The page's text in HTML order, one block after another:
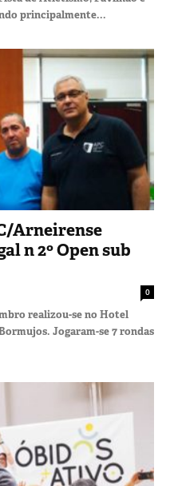
principalmente...
Arneirense
n 2º Open sub
0
realizou-se no Hotel
Jogaram-se 7 rondas